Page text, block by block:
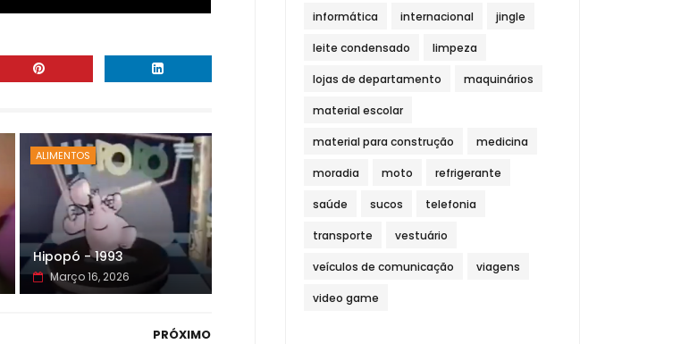
ALIMENTOS
Hipopó - 1993
Março 16, 2026
PRÓXIMO
informática internacional jingle
leite condensado limpeza
lojas de departamento maquinários
material escolar
material para construção medicina
moradia moto refrigerante
saúde sucos telefonia
transporte vestuário
veículos de comunicação viagens
video game